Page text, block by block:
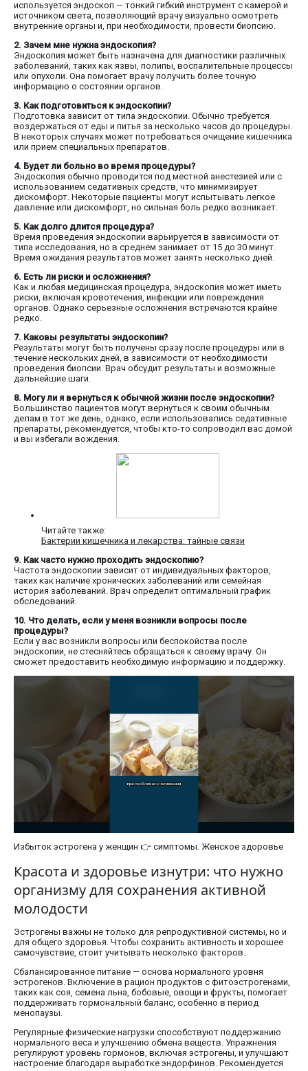
используется эндоскоп — тонкий гибкий инструмент с камерой и
источником света, позволяющий врачу визуально осмотреть
внутренние органы и, при необходимости, провести биопсию.
2. Зачем мне нужна эндоскопия?
Эндоскопия может быть назначена для диагностики различных
заболеваний, таких как язвы, полипы, воспалительные процессы
или опухоли. Она помогает врачу получить более точную
информацию о состоянии органов.
3. Как подготовиться к эндоскопии?
Подготовка зависит от типа эндоскопии. Обычно требуется
воздержаться от еды и питья за несколько часов до процедуры.
В некоторых случаях может потребоваться очищение кишечника
или прием специальных препаратов.
4. Будет ли больно во время процедуры?
Эндоскопия обычно проводится под местной анестезией или с
использованием седативных средств, что минимизирует
дискомфорт. Некоторые пациенты могут испытывать легкое
давление или дискомфорт, но сильная боль редко возникает.
5. Как долго длится процедура?
Время проведения эндоскопии варьируется в зависимости от
типа исследования, но в среднем занимает от 15 до 30 минут.
Время ожидания результатов может занять несколько дней.
6. Есть ли риски и осложнения?
Как и любая медицинская процедура, эндоскопия может иметь
риски, включая кровотечения, инфекции или повреждения
органов. Однако серьезные осложнения встречаются крайне
редко.
7. Каковы результаты эндоскопии?
Результаты могут быть получены сразу после процедуры или в
течение нескольких дней, в зависимости от необходимости
проведения биопсии. Врач обсудит результаты и возможные
дальнейшие шаги.
8. Могу ли я вернуться к обычной жизни после эндоскопии?
Большинство пациентов могут вернуться к своим обычным
делам в тот же день, однако, если использовались седативные
препараты, рекомендуется, чтобы кто-то сопроводил вас домой
и вы избегали вождения.
Читайте также:
Бактерии кишечника и лекарства: тайные связи
9. Как часто нужно проходить эндоскопию?
Частота эндоскопии зависит от индивидуальных факторов,
таких как наличие хронических заболеваний или семейная
история заболеваний. Врач определит оптимальный график
обследований.
10. Что делать, если у меня возникли вопросы после
процедуры?
Если у вас возникли вопросы или беспокойства после
эндоскопии, не стесняйтесь обращаться к своему врачу. Он
сможет предоставить необходимую информацию и поддержку.
Избыток эстрогена у женщин 👉 симптомы. Женское здоровье
Красота и здоровье изнутри: что нужно
организму для сохранения активной
молодости
Эстрогены важны не только для репродуктивной системы, но и
для общего здоровья. Чтобы сохранить активность и хорошее
самочувствие, стоит учитывать несколько факторов.
Сбалансированное питание — основа нормального уровня
эстрогенов. Включение в рацион продуктов с фитоэстрогенами,
таких как соя, семена льна, бобовые, овощи и фрукты, помогает
поддерживать гормональный баланс, особенно в период
менопаузы.
Регулярные физические нагрузки способствуют поддержанию
нормального веса и улучшению обмена веществ. Упражнения
регулируют уровень гормонов, включая эстрогены, и улучшают
настроение благодаря выработке эндорфинов. Рекомендуется